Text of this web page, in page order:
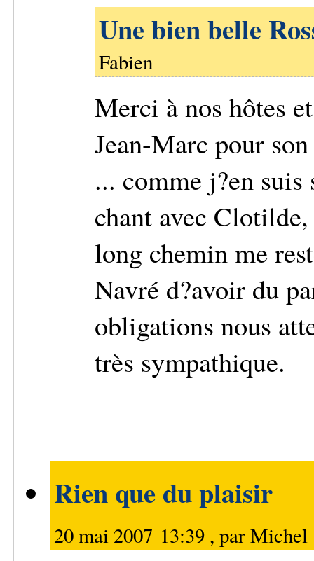
Une bien belle
Fabien
Merci à nos hôtes
Jean-Marc pour
... comme j?en suis
chant avec
long chemin me
Navré d?avoir du
obligations nous
très sympathique.
Rien que du plaisir
20 mai 2007 13:39 , parMichel